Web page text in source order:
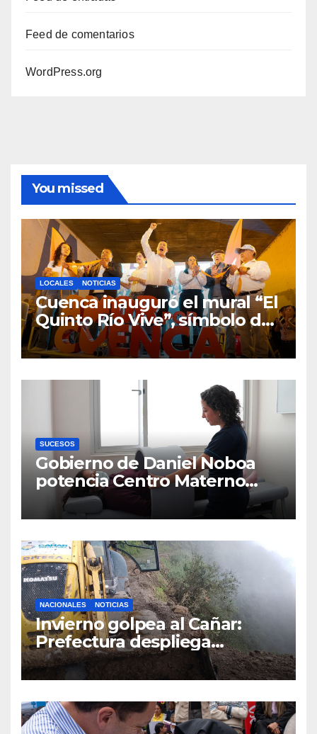
Feed de comentarios
WordPress.org
You missed
LOCALES NOTICIAS
Cuenca inauguró el mural “El
Quinto Río Vive”, símbolo de
la defensa ciudadana del
agua
SUCESOS
Gobierno de Daniel Noboa
potencia Centro Materno
Infantil y Emergencias en
Cuenca con nuevos equipos
NACIONALES NOTICIAS
Invierno golpea al Cañar:
Prefectura despliega
maquinaria en toda la
provincia para mantener las